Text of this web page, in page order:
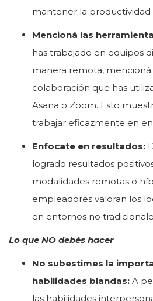
mantener la productividad
Mencioná las
has trabajado en equipos
manera remota,
colaboración que has
Asana o Zoom. Esto
trabajar eficazmente en
Enfocate en resultados:
logrado resultados
modalidades remotas o
empleadores valoran los
en entornos no
Lo que NO debés hacer
No subestimes la
habilidades blandas: A
las habilidades